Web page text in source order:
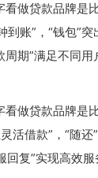
看做贷款品牌是
到账”，“钱包”
期”满足不同用
看做贷款品牌是
活借款”，“随还
复”实现高效服